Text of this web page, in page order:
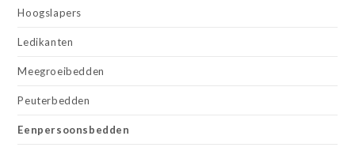
Hoogslapers
Ledikanten
Meegroeibedden
Peuterbedden
Eenpersoonsbedden